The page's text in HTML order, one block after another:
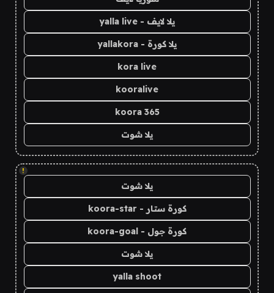
يلا لايف - yalla live
يلا كورة - yallakora
kora live
kooralive
koora 365
يلا شوت
!
يلا شوت
كورة ستار - koora-star
كورة جول - koora-goal
يلا شوت
yalla shoot